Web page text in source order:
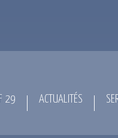
29 ACTUALITÉS